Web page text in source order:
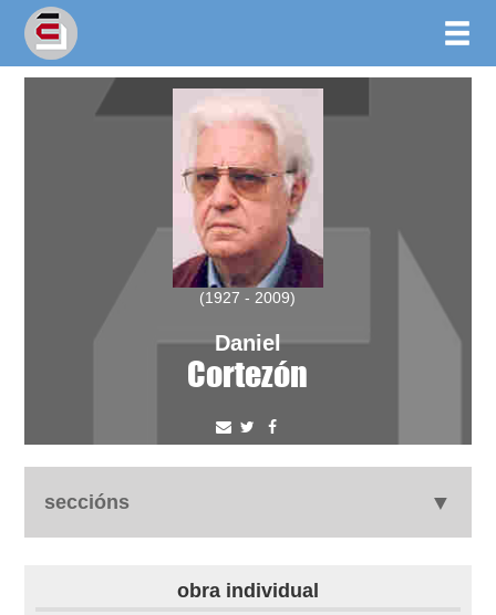
(1927 - 2009)
Daniel
Cortezón
seccións
obra individual